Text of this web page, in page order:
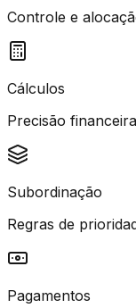
Controle e
Cálculos
Precisão financeira
Subordinação
Regras de
Pagamentos